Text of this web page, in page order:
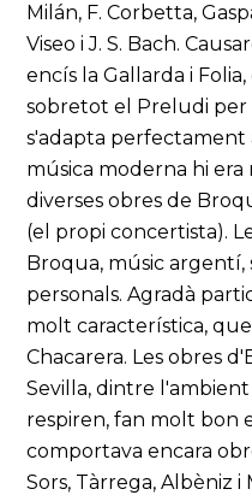
Milán, F. Corbetta,
Viseo i J. S. Bach.
encís la Gallarda i Folia,
sobretot el Preludi per
s'adapta perfectament
música moderna hi
diverses obres de
(el propi concertista).
Broqua, músic
personals. Agradà
molt característica,
Chacarera. Les obres
Sevilla, dintre
respiren, fan molt bon
comportava encara
Sors, Tàrrega, Albèniz i